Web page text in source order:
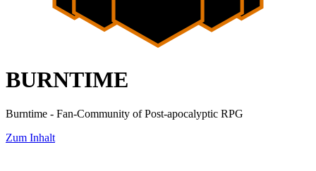
BURNTIME
Burntime - Fan-Community of Post-apocalyptic RPG
Zum Inhalt